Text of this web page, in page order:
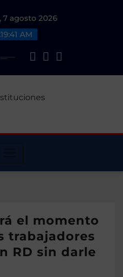
7 agosto 2026
AM
el momento
trabajadores
RD sin darle